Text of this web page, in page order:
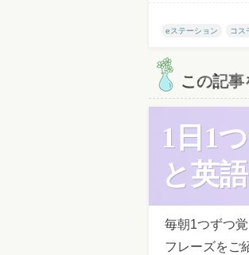
eステーション コス
この記事
1日1
と英
毎朝1つずつ
フレーズをご